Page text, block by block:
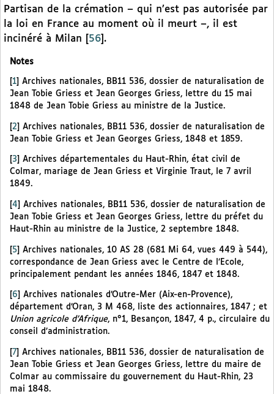
Partisan de la crémation – qui n’est pas autorisée par
la loi en France au moment où il meurt –, il est
incinéré à Milan
56 .
Notes
1
Archives nationales, BB11 536, dossier de naturalisation de
Jean Tobie Griess et Jean Georges Griess, lettre du 15 mai
1848 de Jean Tobie Griess au ministre de la Justice.
[2] Archives nationales, BB11 536, dossier de naturalisation de
Jean Tobie Griess et Jean Georges Griess, 1848 et 1859.
3
Archives départementales du Haut-Rhin, état civil de
Colmar, mariage de Jean Griess et Virginie Traut, le 7 avril
1849.
4
Archives nationales, BB11 536, dossier de naturalisation de
Jean Tobie Griess et Jean Georges Griess, lettre du préfet du
Haut-Rhin au ministre de la Justice, 2 septembre 1848.
[5] Archives nationales, 10 AS 28 (681 Mi 64, vues 449 à 544),
correspondance de Jean Griess avec le Centre de l’Ecole,
principalement pendant les années 1846, 1847 et 1848.
6
Archives nationales d’Outre-Mer (Aix-en-Provence),
département d’Oran, 3 M 468, liste des actionnaires, 1847 ; et
Union agricole d’Afrique, n°1, Besançon, 1847, 4 p., circulaire du
conseil d’administration.
[7] Archives nationales, BB11 536, dossier de naturalisation de
Jean Tobie Griess et Jean Georges Griess, lettre du maire de
Colmar au commissaire du gouvernement du Haut-Rhin, 23
mai 1848.